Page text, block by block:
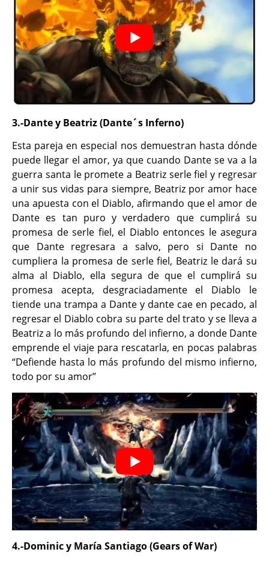
3.-Dante y Beatriz (Dante´s Inferno)
Esta pareja en especial nos demuestran hasta dónde
puede llegar el amor, ya que cuando Dante se va a la
guerra santa le promete a Beatriz serle fiel y regresar
a unir sus vidas para siempre, Beatriz por amor hace
una apuesta con el Diablo, afirmando que el amor de
Dante es tan puro y verdadero que cumplirá su
promesa de serle fiel, el Diablo entonces le asegura
que Dante regresara a salvo, pero si Dante no
cumpliera la promesa de serle fiel, Beatriz le dará su
alma al Diablo, ella segura de que el cumplirá su
promesa acepta, desgraciadamente el Diablo le
tiende una trampa a Dante y dante cae en pecado, al
regresar el Diablo cobra su parte del trato y se lleva a
Beatriz a lo más profundo del infierno, a donde Dante
emprende el viaje para rescatarla, en pocas palabras
“Defiende hasta lo más profundo del mismo infierno,
todo por su amor”
4.-Dominic y María Santiago (Gears of War)